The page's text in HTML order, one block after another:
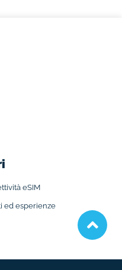
eSIM
ed esperienze